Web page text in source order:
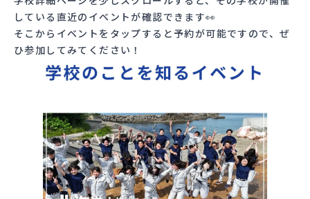
している直近のイベントが確認できます👀
そこからイベントをタップすると予約が可能ですので、ぜ
ひ参加してみてください！